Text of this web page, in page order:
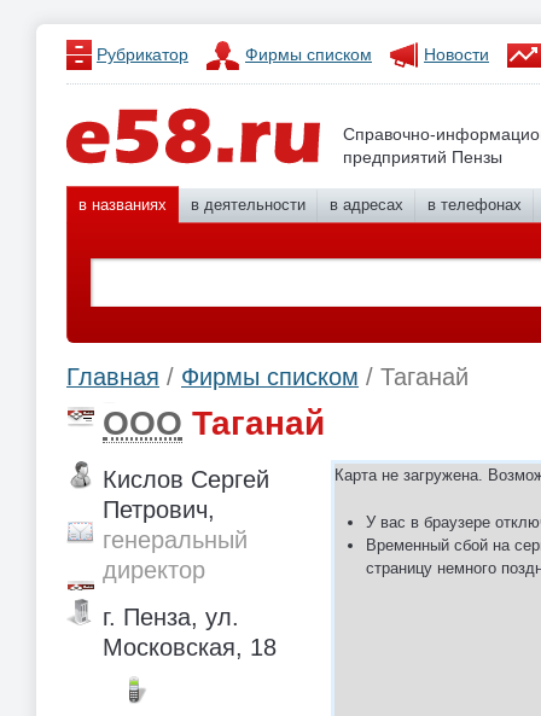
Рубрикатор Фирмы списком Новости
Справочно-
предприятий Пензы
в названиях в деятельности в адресах в телефонах
Главная / Фирмы списком / Таганай
ООО Таганай
Карта не загружена.
У вас в браузере
Временный сбой на
страницу немного
Кислов Сергей
Петрович,
генеральный
директор
г. Пенза, ул.
Московская, 18